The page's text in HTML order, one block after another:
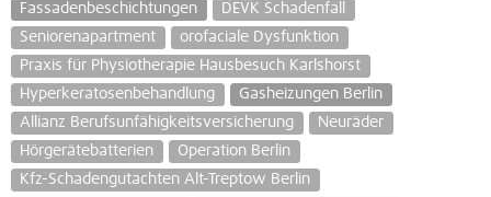
Fassadenbeschichtungen
DEVK Schadenfall
Seniorenapartment
orofaciale Dysfunktion
Praxis für Physiotherapie Hausbesuch Karlshorst
Hyperkeratosenbehandlung
Gasheizungen Berlin
Allianz Berufsunfähigkeitsversicherung
Neuräder
Hörgerätebatterien
Operation Berlin
Kfz-Schadengutachten Alt-Treptow Berlin